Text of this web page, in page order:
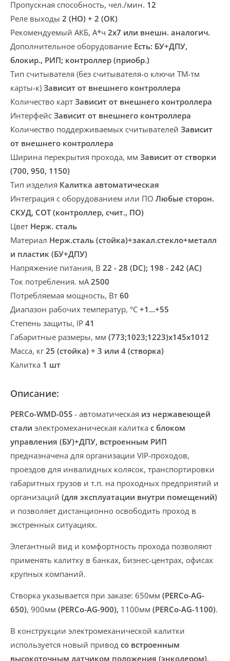
Пропускная способность, чел./мин. 12
Реле выходы 2 (НО) + 2 (ОК)
Рекомендуемый АКБ, А*ч 2х7 или внешн. аналогич.
Дополнительное оборудование Есть: БУ+ДПУ,
блокир., РИП; контроллер (приобр.)
Тип считывателя (без считывателя-о ключи ТМ-тм
карты-к) Зависит от внешнего контроллера
Количество карт Зависит от внешнего контроллера
Интерфейс Зависит от внешнего контроллера
Количество поддерживаемых считывателей Зависит
от внешнего контроллера
Ширина перекрытия прохода, мм Зависит от створки
(700, 950, 1150)
Тип изделия Калитка автоматическая
Интеграция с оборудованием или ПО Любые сторон.
СКУД, СОТ (контроллер, счит., ПО)
Цвет Нерж. сталь
Материал Нерж.сталь (стойка)+закал.стекло+металл
и пластик (БУ+ДПУ)
Напряжение питания, В 22 - 28 (DC); 198 - 242 (AC)
Ток потребления. мА2500
Потребляемая мощность, Вт 60
Диапазон рабочих температур, °С +1...+55
Степень защиты, IP 41
Габаритные размеры, мм (773;1023;1223)х145х1012
Масса, кг25 (стойка) + 3 или 4 (створка)
Калитка 1 шт
Описание:
PERCo-WMD-05S - автоматическая из нержавеющей
стали электромеханическая калитка с блоком
управления (БУ)+ДПУ, встроенным РИП
предназначена для организации VIP-проходов,
проездов для инвалидных колясок, транспортировки
габаритных грузов и т.п. на проходных предприятий и
организаций (для эксплуатации внутри помещений)
и позволяет дистанционно освободить проход в
экстренных ситуациях.
Элегантный вид и комфортность прохода позволяют
применять калитку в банках, бизнес-центрах, офисах
крупных компаний.
Створка указывается при заказе: 650мм (PERCo-AG-
650), 900мм (PERCo-AG-900), 1100мм (PERCo-AG-1100).
В конструкции электромеханической калитки
используется новый привод со встроенным
высокоточным датчиком положения (энкодером).